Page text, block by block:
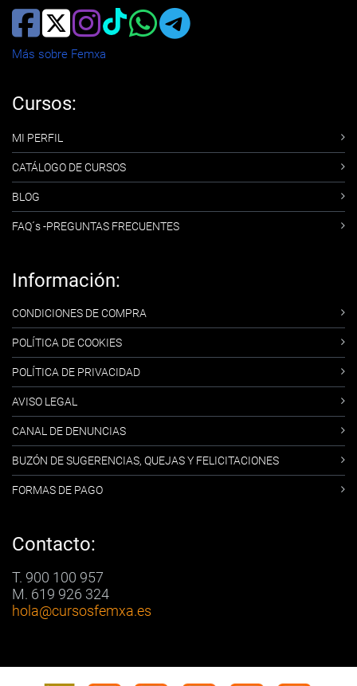
Más sobre Femxa
Cursos:
MI PERFIL
CATÁLOGO DE CURSOS
BLOG
FAQ´s -PREGUNTAS FRECUENTES
Información:
CONDICIONES DE COMPRA
POLÍTICA DE COOKIES
POLÍTICA DE PRIVACIDAD
AVISO LEGAL
CANAL DE DENUNCIAS
BUZÓN DE SUGERENCIAS, QUEJAS Y FELICITACIONES
FORMAS DE PAGO
Contacto:
T. 900 100 957
M. 619 926 324
hola@cursosfemxa.es